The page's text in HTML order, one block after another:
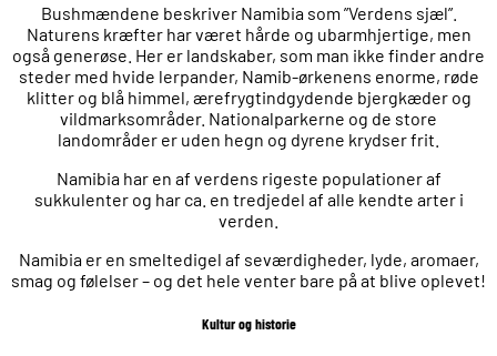
Bushmændene beskriver Namibia som ”Verdens sjæl”.
Naturens kræfter har været hårde og ubarmhjertige, men
også generøse. Her er landskaber, som man ikke finder andre
steder med hvide lerpander, Namib-ørkenens enorme, røde
klitter og blå himmel, ærefrygtindgydende bjergkæder og
vildmarksområder. Nationalparkerne og de store
landområder er uden hegn og dyrene krydser frit.
Namibia har en af verdens rigeste populationer af
sukkulenter og har ca. en tredjedel af alle kendte arter i
verden.
Namibia er en smeltedigel af seværdigheder, lyde, aromaer,
smag og følelser – og det hele venter bare på at blive oplevet!
Kultur og historie